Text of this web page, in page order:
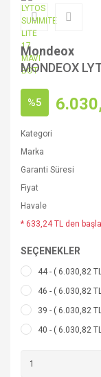
Mondeox
MONDEOX
%5
Kategori
Marka
Garanti Süresi
Fiyat
Havale
* 633,24 TL den
SEÇENEKLER
44 - ( 6.030,82
46 - ( 6.030,82
39 - ( 6.030,82
40 - ( 6.030,82